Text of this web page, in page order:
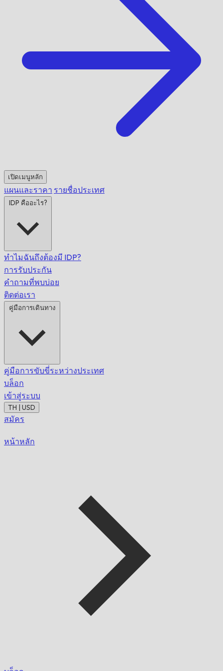
เปิดเมนูหลัก
แผนและราคา รายชื่อประเทศ
IDP คืออะไร?
ทำไมฉันถึงต้องมี IDP?
การรับประกัน
คำถามที่พบบ่อย
ติดต่อเรา
คู่มือการเดินทาง
คู่มือการขับขี่ระหว่างประเทศ
บล็อก
เข้าสู่ระบบ
TH | USD
สมัคร
หน้าหลัก